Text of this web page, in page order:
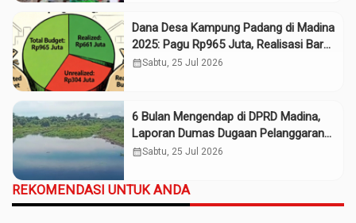
Dana Desa Kampung Padang di Madina
2025: Pagu Rp965 Juta, Realisasi Baru
Rp661 Juta
calendar_monthSabtu, 25 Jul 2026
6 Bulan Mengendap di DPRD Madina,
Laporan Dumas Dugaan Pelanggaran
PT Rendi Tak Digubris
calendar_monthSabtu, 25 Jul 2026
REKOMENDASI UNTUK ANDA